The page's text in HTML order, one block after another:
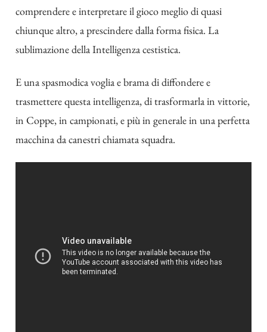
comprendere e interpretare il gioco meglio di quasi
chiunque altro, a prescindere dalla forma fisica. La
sublimazione della Intelligenza cestistica.
E una spasmodica voglia e brama di diffondere e
trasmettere questa intelligenza, di trasformarla in vittorie,
in Coppe, in campionati, e più in generale in una perfetta
macchina da canestri chiamata squadra.